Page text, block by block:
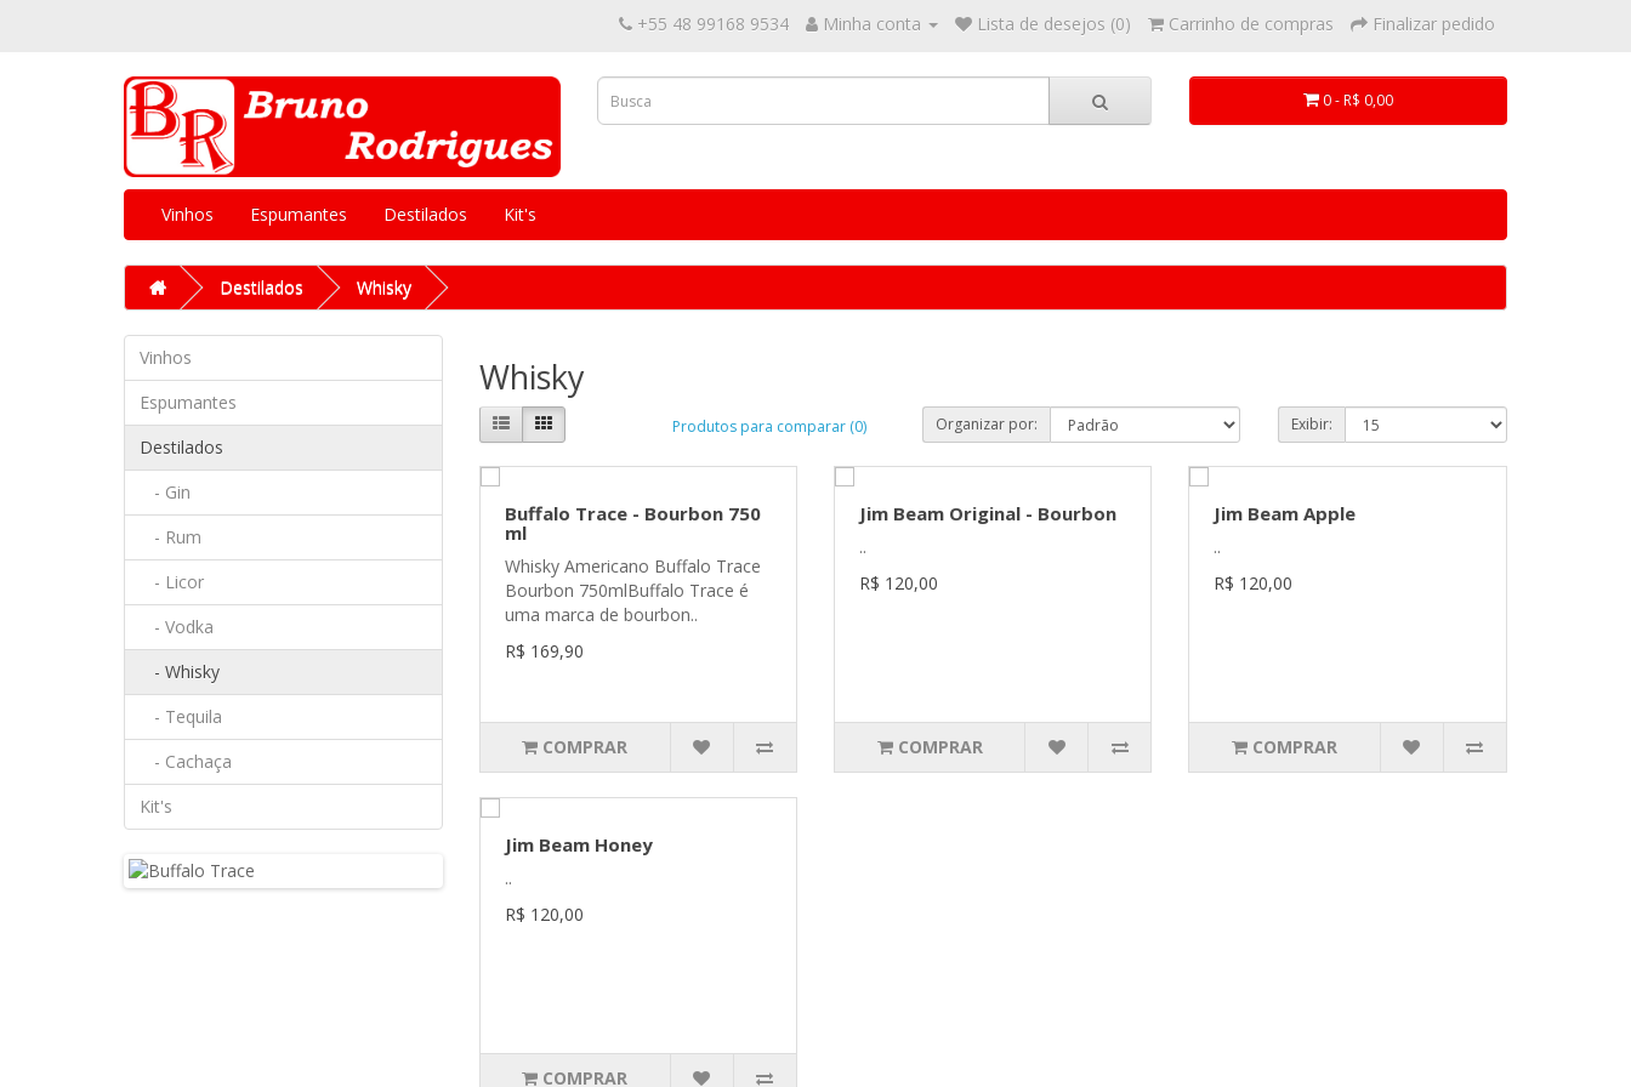
+55 48 99168 9534 Minha conta Lista de desejos (0) Carrinho de compras Finalizar pedido
0 - R$ 0,00
Vinhos Espumantes Destilados Kit's
Destilados Whisky
Vinhos
Espumantes
Destilados
- Gin
- Rum
- Licor
- Vodka
- Whisky
- Tequila
- Cachaça
Kit's
Whisky
Produtos para comparar (0) Organizar por: Exibir:
Buffalo Trace - Bourbon 750
ml
Whisky Americano Buffalo Trace
Bourbon 750mlBuffalo Trace é
uma marca de bourbon..
R$ 169,90
COMPRAR
Jim Beam Original - Bourbon
..
R$ 120,00
COMPRAR
Jim Beam Apple
..
R$ 120,00
COMPRAR
Jim Beam Honey
..
R$ 120,00
COMPRAR